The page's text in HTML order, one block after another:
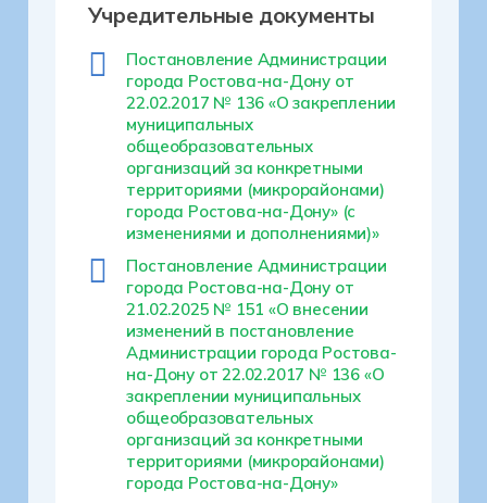
Учредительные документы
Постановление Администрации
города Ростова-на-Дону от
22.02.2017 № 136 «О закреплении
муниципальных
общеобразовательных
организаций за конкретными
территориями (микрорайонами)
города Ростова-на-Дону» (с
изменениями и дополнениями)»
Постановление Администрации
города Ростова-на-Дону от
21.02.2025 № 151 «О внесении
изменений в постановление
Администрации города Ростова-
на-Дону от 22.02.2017 № 136 «О
закреплении муниципальных
общеобразовательных
организаций за конкретными
территориями (микрорайонами)
города Ростова-на-Дону»